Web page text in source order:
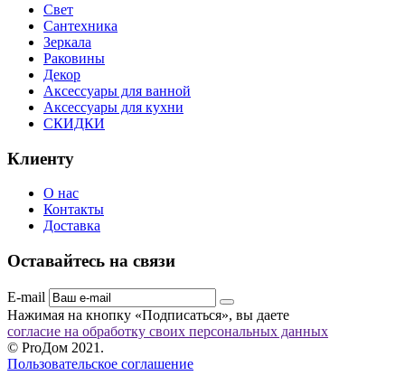
Свет
Сантехника
Зеркала
Раковины
Декор
Аксессуары для ванной
Аксессуары для кухни
СКИДКИ
Клиенту
О нас
Контакты
Доставка
Оставайтесь на связи
E-mail
Нажимая на кнопку «Подписаться», вы даете
согласие на обработку своих персональных данных
© ProДом 2021.
Пользовательское соглашение